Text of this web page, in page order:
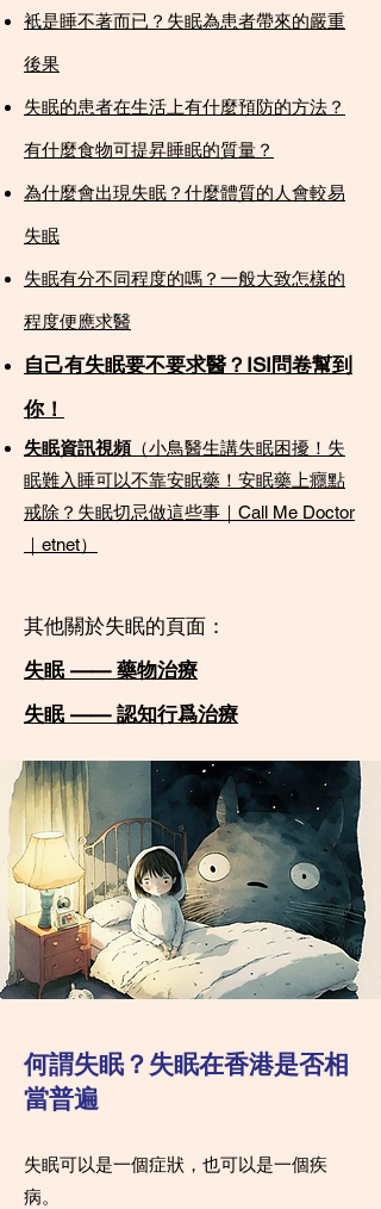
衹是睡不著而已？失眠為患者帶來的嚴重
後果​
失眠的患者在生活上有什麼預防的方法？
有什麼食物可提昇睡眠的質量？​
為什麼會出現失眠？什麼體質的人會較易
失眠​
失眠有分不同程度的嗎？一般大致怎樣的
程度便應求醫
自己有失眠要不要求醫？ISI問卷幫到
你！
失眠資訊視頻（小鳥醫生講失眠困擾！失
眠難入睡可以不靠安眠藥！安眠藥上癮點
戒除？失眠切忌做這些事｜Call Me Doctor
｜etnet）
其他關於失眠的頁面：
失眠 —— 藥物治療
​失眠 —— 認知行爲治療
何謂失眠？失眠在香港是否相
當普遍
失眠可以是一個症狀，也可以是一個疾
病。